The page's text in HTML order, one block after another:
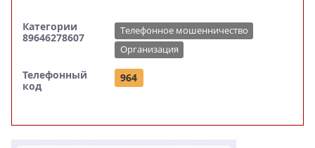
Категории
89646278607
Телефонное мошенничество
Организация
Телефонный
код
964